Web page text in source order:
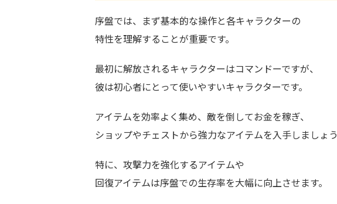
序盤では、まず基本的な操作と各キャラクターの
特性を理解することが重要です。
最初に解放されるキャラクターはコマンドーですが、
彼は初心者にとって使いやすいキャラクターです。
アイテムを効率よく集め、敵を倒してお金を稼ぎ、
ショップやチェストから強力なアイテムを入手しましょう
特に、攻撃力を強化するアイテムや
回復アイテムは序盤での生存率を大幅に向上させます。